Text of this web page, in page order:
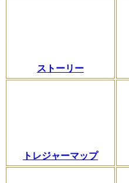
ストーリー
トレジャーマップ